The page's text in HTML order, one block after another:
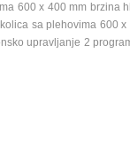
600 x 400 mm brzina
sa plehovima 600
upravljanje 2